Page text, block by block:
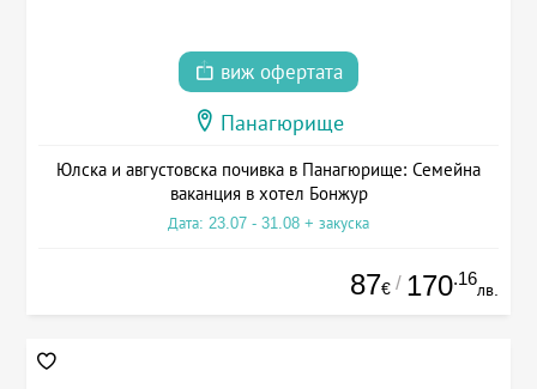
виж офертата
Панагюрище
Юлска и августовска почивка в Панагюрище: Семейна
ваканция в хотел Бонжур
Дата: 23.07 - 31.08 + закуска
87€ / 170.16
лв.